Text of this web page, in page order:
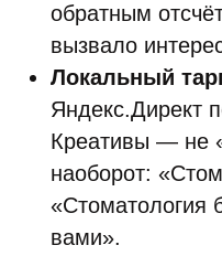
обратным
вызвало
Локальный
Яндекс.Директ
Креативы — не
наоборот:
«Стоматология
вами».